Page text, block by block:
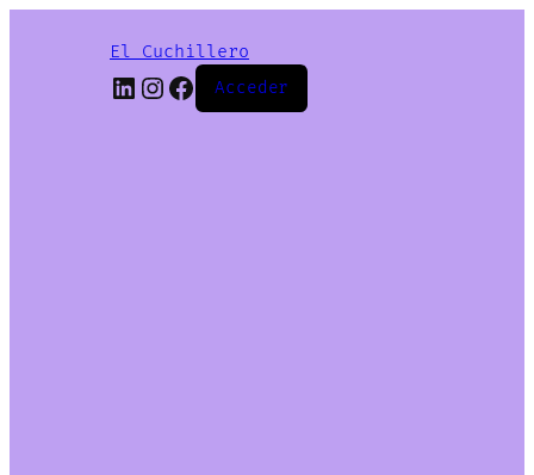
El Cuchillero
LinkedIn
Instagram
Facebook
Acceder